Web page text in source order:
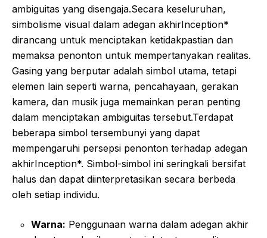
ambiguitas yang disengaja.Secara keseluruhan,
simbolisme visual dalam adegan akhirInception*
dirancang untuk menciptakan ketidakpastian dan
memaksa penonton untuk mempertanyakan realitas.
Gasing yang berputar adalah simbol utama, tetapi
elemen lain seperti warna, pencahayaan, gerakan
kamera, dan musik juga memainkan peran penting
dalam menciptakan ambiguitas tersebut.Terdapat
beberapa simbol tersembunyi yang dapat
mempengaruhi persepsi penonton terhadap adegan
akhirInception*. Simbol-simbol ini seringkali bersifat
halus dan dapat diinterpretasikan secara berbeda
oleh setiap individu.
Warna: Penggunaan warna dalam adegan akhir